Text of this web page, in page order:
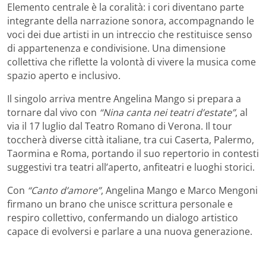
Elemento centrale è la coralità: i cori diventano parte
integrante della narrazione sonora, accompagnando le
voci dei due artisti in un intreccio che restituisce senso
di appartenenza e condivisione. Una dimensione
collettiva che riflette la volontà di vivere la musica come
spazio aperto e inclusivo.
Il singolo arriva mentre Angelina Mango si prepara a
tornare dal vivo con “Nina canta nei teatri d’estate”, al
via il 17 luglio dal Teatro Romano di Verona. Il tour
toccherà diverse città italiane, tra cui Caserta, Palermo,
Taormina e Roma, portando il suo repertorio in contesti
suggestivi tra teatri all’aperto, anfiteatri e luoghi storici.
Con “Canto d’amore”, Angelina Mango e Marco Mengoni
firmano un brano che unisce scrittura personale e
respiro collettivo, confermando un dialogo artistico
capace di evolversi e parlare a una nuova generazione.